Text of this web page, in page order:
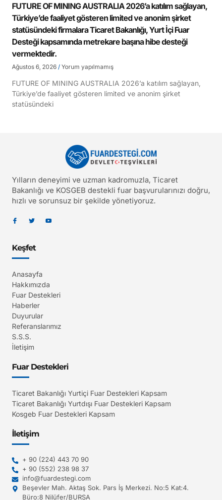
FUTURE OF MINING AUSTRALIA 2026’a katılım sağlayan,
Türkiye’de faaliyet gösteren limited ve anonim şirket
statüsündeki firmalara Ticaret Bakanlığı, Yurt İçi Fuar
Desteği kapsamında metrekare başına hibe desteği
vermektedir.
Ağustos 6, 2026 Yorum yapılmamış
FUTURE OF MINING AUSTRALIA 2026’a katılım sağlayan,
Türkiye’de faaliyet gösteren limited ve anonim şirket
statüsündeki
Yılların deneyimi ve uzman kadromuzla, Ticaret
Bakanlığı ve KOSGEB destekli fuar başvurularınızı doğru,
hızlı ve sorunsuz bir şekilde yönetiyoruz.
Keşfet
Anasayfa
Hakkımızda
Fuar Destekleri
Haberler
Duyurular
Referanslarımız
S.S.S.
İletişim
Fuar Destekleri
Ticaret Bakanlığı Yurtiçi Fuar Destekleri Kapsam
Ticaret Bakanlığı Yurtdışı Fuar Destekleri Kapsam
Kosgeb Fuar Destekleri Kapsam
İletişim
+ 90 (224) 443 70 90
+ 90 (552) 238 98 37
info@fuardestegi.com
Beşevler Mah. Aktaş Sok. Pars İş Merkezi. No:5 Kat:4.
Büro:8 Nilüfer/BURSA